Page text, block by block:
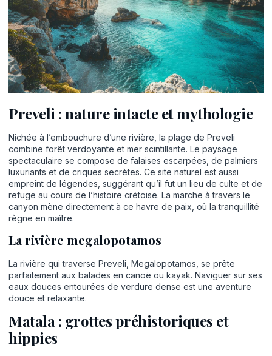
Preveli : nature intacte et mythologie
Nichée à l’embouchure d’une rivière, la plage de Preveli
combine forêt verdoyante et mer scintillante. Le paysage
spectaculaire se compose de falaises escarpées, de palmiers
luxuriants et de criques secrètes. Ce site naturel est aussi
empreint de légendes, suggérant qu’il fut un lieu de culte et de
refuge au cours de l’histoire crétoise. La marche à travers le
canyon mène directement à ce havre de paix, où la tranquillité
règne en maître.
La rivière megalopotamos
La rivière qui traverse Preveli, Megalopotamos, se prête
parfaitement aux balades en canoë ou kayak. Naviguer sur ses
eaux douces entourées de verdure dense est une aventure
douce et relaxante.
Matala : grottes préhistoriques et
hippies